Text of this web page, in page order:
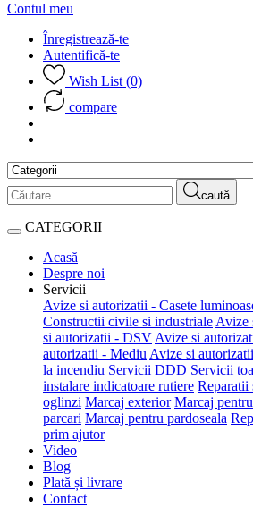
Contul meu
Înregistrează-te
Autentifică-te
Wish List (0)
compare
caută
CATEGORII
Acasă
Despre noi
Servicii
Avize si autorizatii - Casete
Constructii civile si industriale Avize
si autorizatii - DSV Avize si
autorizatii - Mediu Avize si
la incendiu Servicii DDD Servicii
instalare indicatoare rutiere Reparatii
oglinzi Marcaj exterior Marcaj
parcari Marcaj pentru pardoseala
prim ajutor
Video
Blog
Plată și livrare
Contact